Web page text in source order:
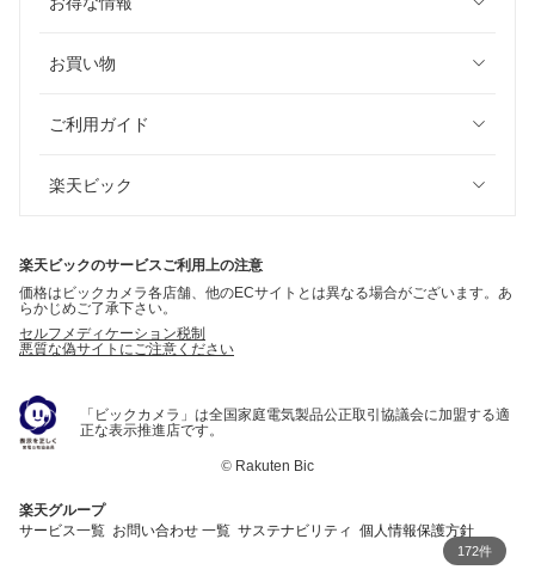
お買い物
ご利用ガイド
楽天ビック
楽天ビックのサービスご利用上の注意
価格はビックカメラ各店舗、他のECサイトとは異なる場合がございます。あ
らかじめご了承下さい。
セルフメディケーション税制
悪質な偽サイトにご注意ください
「ビックカメラ」は全国家庭電気製品公正取引協議会に加盟する適
正な表示推進店です。
© Rakuten Bic
楽天グループ
サービス一覧 お問い合わせ 一覧 サステナビリティ 個人情報保護方針
172件